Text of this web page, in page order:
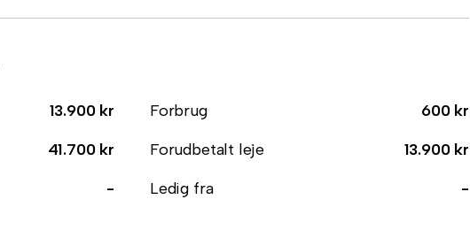
13.900 kr Forbrug
600 kr
41.700 kr Forudbetalt leje
13.900 kr
- Ledig fra -